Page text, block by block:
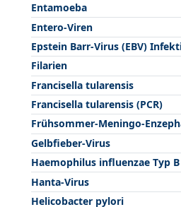
Entamoeba
Entero-Viren
Epstein Barr-Virus (EBV)
Filarien
Francisella tularensis
Francisella tularensis (PCR)
Frühsommer-Meningo-
Gelbfieber-Virus
Haemophilus influenzae Typ B
Hanta-Virus
Helicobacter pylori